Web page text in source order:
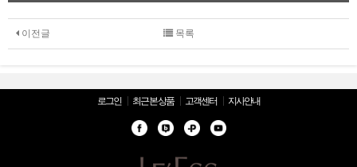
이전글 목록
로그인 최근 본 상품 고객센터 지사안내